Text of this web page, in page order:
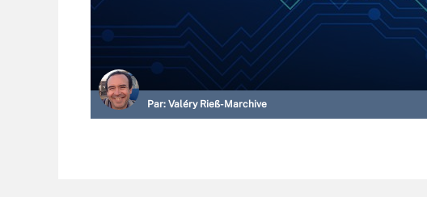
Par: Valéry Rieß-Marchive